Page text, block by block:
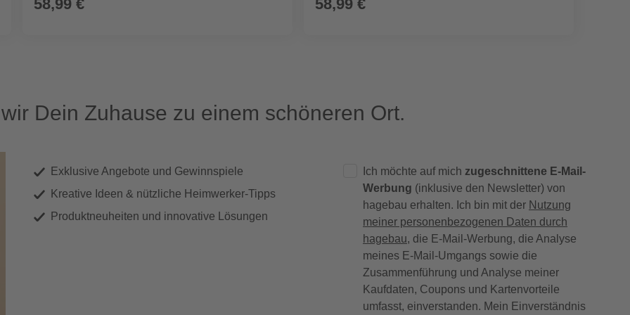
58,99 € 58,99 €
Dein Zuhause zu einem schöneren Ort.
Exklusive Angebote und Gewinnspiele
Kreative Ideen & nützliche Heimwerker-Tipps
Produktneuheiten und innovative Lösungen
Ich möchte auf mich zugeschnittene E-Mail-
Werbung (inklusive den Newsletter) von
hagebau erhalten. Ich bin mit der Nutzung
meiner personenbezogenen Daten durch
hagebau, die E-Mail-Werbung, die Analyse
meines E-Mail-Umgangs sowie die
Zusammenführung und Analyse meiner
Kaufdaten, Coupons und Kartenvorteile
umfasst, einverstanden. Mein Einverständnis